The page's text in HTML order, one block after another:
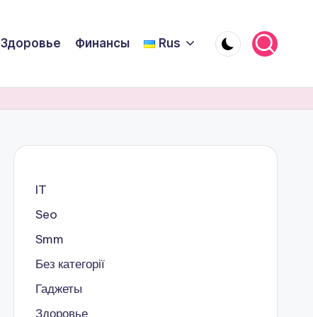
Здоровье Финансы Rus
IT
Seo
Smm
Без категорії
Гаджеты
Здоровье